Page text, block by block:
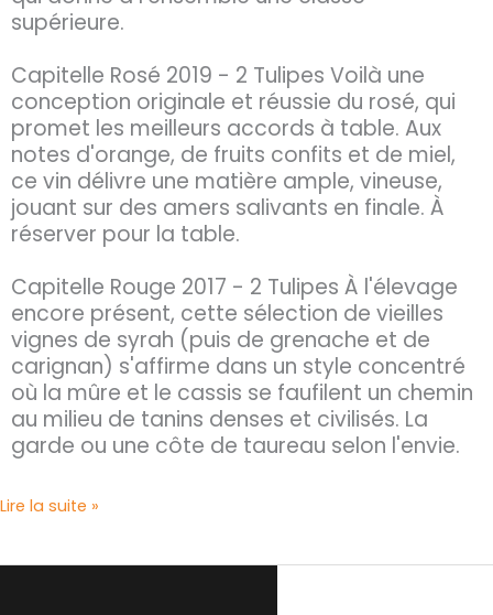
supérieure.
Capitelle Rosé 2019 - 2 Tulipes Voilà une
conception originale et réussie du rosé, qui
promet les meilleurs accords à table. Aux
notes d'orange, de fruits confits et de miel,
ce vin délivre une matière ample, vineuse,
jouant sur des amers salivants en finale. À
réserver pour la table.
Capitelle Rouge 2017 - 2 Tulipes À l'élevage
encore présent, cette sélection de vieilles
vignes de syrah (puis de grenache et de
carignan) s'affirme dans un style concentré
où la mûre et le cassis se faufilent un chemin
au milieu de tanins denses et civilisés. La
garde ou une côte de taureau selon l'envie.
Lire la suite »